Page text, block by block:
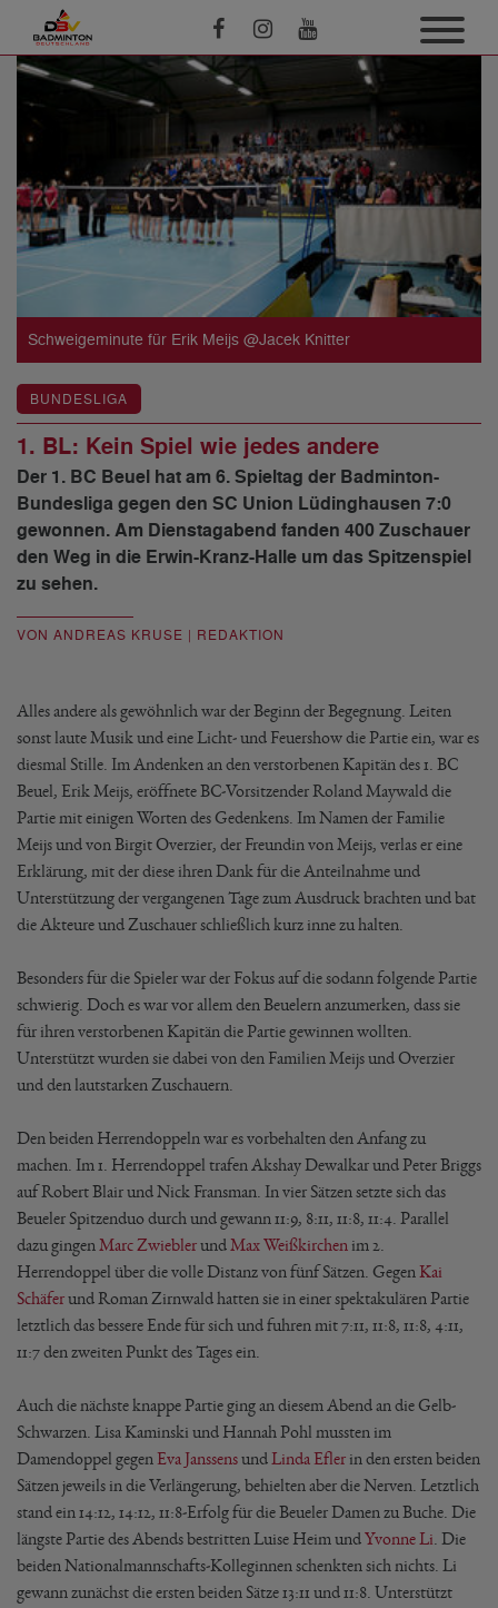
Schweigeminute für Erik Meijs @Jacek Knitter
BUNDESLIGA
1. BL: Kein Spiel wie jedes andere
Der 1. BC Beuel hat am 6. Spieltag der Badminton-
Bundesliga gegen den SC Union Lüdinghausen 7:0
gewonnen. Am Dienstagabend fanden 400 Zuschauer
den Weg in die Erwin-Kranz-Halle um das Spitzenspiel
zu sehen.
VON ANDREAS KRUSE | REDAKTION
Alles andere als gewöhnlich war der Beginn der Begegnung. Leiten
sonst laute Musik und eine Licht- und Feuershow die Partie ein, war es
diesmal Stille. Im Andenken an den verstorbenen Kapitän des 1. BC
Beuel, Erik Meijs, eröffnete BC-Vorsitzender Roland Maywald die
Partie mit einigen Worten des Gedenkens. Im Namen der Familie
Meijs und von Birgit Overzier, der Freundin von Meijs, verlas er eine
Erklärung, mit der diese ihren Dank für die Anteilnahme und
Unterstützung der vergangenen Tage zum Ausdruck brachten und bat
die Akteure und Zuschauer schließlich kurz inne zu halten.
Besonders für die Spieler war der Fokus auf die sodann folgende Partie
schwierig. Doch es war vor allem den Beuelern anzumerken, dass sie
für ihren verstorbenen Kapitän die Partie gewinnen wollten.
Unterstützt wurden sie dabei von den Familien Meijs und Overzier
und den lautstarken Zuschauern.
Den beiden Herrendoppeln war es vorbehalten den Anfang zu
machen. Im 1. Herrendoppel trafen Akshay Dewalkar und Peter Briggs
auf Robert Blair und Nick Fransman. In vier Sätzen setzte sich das
Beueler Spitzenduo durch und gewann 11:9, 8:11, 11:8, 11:4. Parallel
dazu gingen Marc ZwieblerundMax Weißkirchen im 2.
Herrendoppel über die volle Distanz von fünf Sätzen. Gegen Kai
Schäferund Roman Zirnwald hatten sie in einer spektakulären Partie
letztlich das bessere Ende für sich und fuhren mit 7:11, 11:8, 11:8, 4:11,
11:7 den zweiten Punkt des Tages ein.
Auch die nächste knappe Partie ging an diesem Abend an die Gelb-
Schwarzen. Lisa Kaminski und Hannah Pohl mussten im
Damendoppel gegen Eva Janssensund Linda Efler in den ersten beiden
Sätzen jeweils in die Verlängerung, behielten aber die Nerven. Letztlich
stand ein 14:12, 14:12, 11:8-Erfolg für die Beueler Damen zu Buche. Die
längste Partie des Abends bestritten Luise Heim undYvonne Li . Die
beiden Nationalmannschafts-Kolleginnen schenkten sich nichts. Li
gewann zunächst die ersten beiden Sätze 13:11 und 11:8. Unterstützt